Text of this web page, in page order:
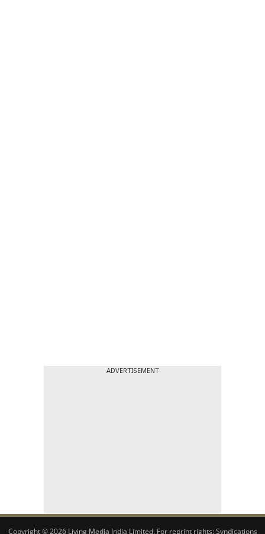
ADVERTISEMENT
Copyright © 2026 Living Media India Limited. For reprint rights:Syndications